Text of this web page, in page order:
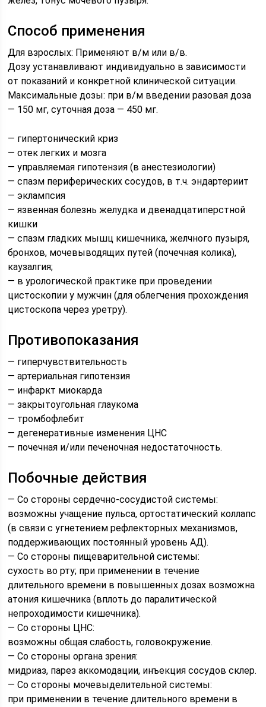
Способ применения
Для взрослых: Применяют в/м или в/в.
Дозу устанавливают индивидуально в зависимости
от показаний и конкретной клинической ситуации.
Максимальные дозы: при в/м введении разовая доза
— 150 мг, суточная доза — 450 мг.
— гипертонический криз
— отек легких и мозга
— управляемая гипотензия (в анестезиологии)
— спазм периферических сосудов, в т.ч. эндартериит
— эклампсия
— язвенная болезнь желудка и двенадцатиперстной
кишки
— спазм гладких мышц кишечника, желчного пузыря,
бронхов, мочевыводящих путей (почечная колика),
каузалгия;
— в урологической практике при проведении
цистоскопии у мужчин (для облегчения прохождения
цистоскопа через уретру).
Противопоказания
— гиперчувствительность
— артериальная гипотензия
— инфаркт миокарда
— закрытоугольная глаукома
— тромбофлебит
— дегенеративные изменения ЦНС
— почечная и/или печеночная недостаточность.
Побочные действия
— Со стороны сердечно-сосудистой системы:
возможны учащение пульса, ортостатический коллапс
(в связи с угнетением рефлекторных механизмов,
поддерживающих постоянный уровень АД).
— Со стороны пищеварительной системы:
сухость во рту; при применении в течение
длительного времени в повышенных дозах возможна
атония кишечника (вплоть до паралитической
непроходимости кишечника).
— Со стороны ЦНС:
возможны общая слабость, головокружение.
— Со стороны органа зрения:
мидриаз, парез аккомодации, инъекция сосудов склер.
— Со стороны мочевыделительной системы:
при применении в течение длительного времени в